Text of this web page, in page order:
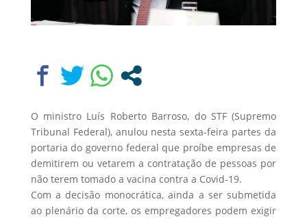
O ministro Luís Roberto Barroso, do STF (Supremo
Tribunal Federal), anulou nesta sexta-feira partes da
portaria do governo federal que proíbe empresas de
demitirem ou vetarem a contratação de pessoas por
não terem tomado a vacina contra a Covid-19.
Com a decisão monocrática, ainda a ser submetida
ao plenário da corte, os empregadores podem exigir